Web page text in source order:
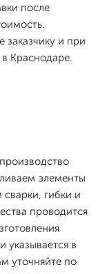
после
и при
Краснодаре.
элементы
гибки и
проводится
указывается в
уточняйте по